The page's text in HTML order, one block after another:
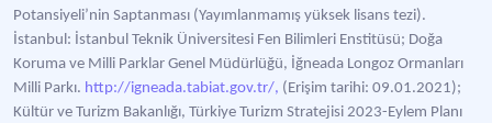
Potansiyeli’nin Saptanması (Yayımlanmamış yüksek lisans tezi).
İstanbul: İstanbul Teknik Üniversitesi Fen Bilimleri Enstitüsü; Doğa
Koruma ve Milli Parklar Genel Müdürlüğü, İğneada Longoz Ormanları
Milli Parkı. http://igneada.tabiat.gov.tr/, (Erişim tarihi: 09.01.2021);
Kültür ve Turizm Bakanlığı, Türkiye Turizm Stratejisi 2023-Eylem Planı